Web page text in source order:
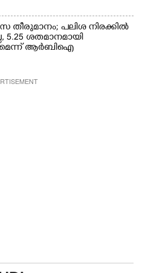
തീരുമാനം; പലിശ നിരക്കിൽ
5.25 ശതമാനമായി
ആർബിഐ